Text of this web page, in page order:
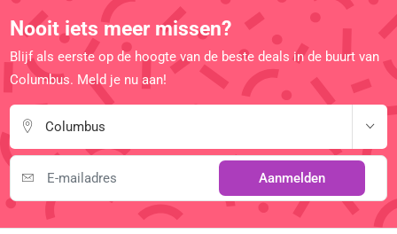
Nooit iets meer missen?
Blijf als eerste op de hoogte van de beste deals in de buurt van
Columbus. Meld je nu aan!
Columbus
Aanmelden